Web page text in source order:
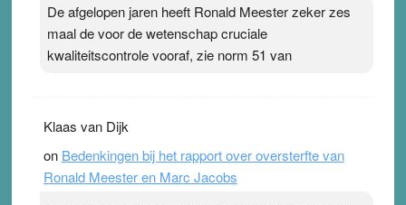
Pleisterplakkers in de topspsort › [...]
De afgelopen jaren heeft Ronald Meester zeker zes
maal de voor de wetenschap cruciale
kwaliteitscontrole vooraf, zie norm 51 van
Klaas van Dijk
on Bedenkingen bij het rapport over oversterfte van
Ronald Meester en Marc Jacobs